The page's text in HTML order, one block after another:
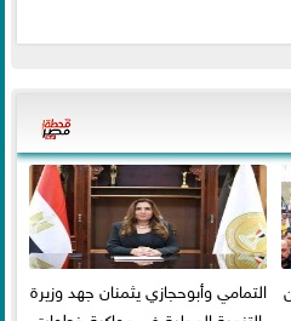
التمامي وأبوحجازي يثمنان جهد وزيرة